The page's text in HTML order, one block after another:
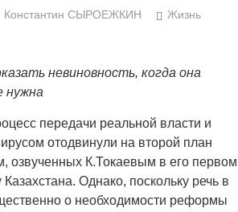
Константин СЫРОЕЖКИН
Жизнь
невиновность, когда она
нужна
передачи реальной власти и
отодвинули на второй план
озвученных К.Токаевым в его первом
Однако, поскольку речь в
о необходимости реформы